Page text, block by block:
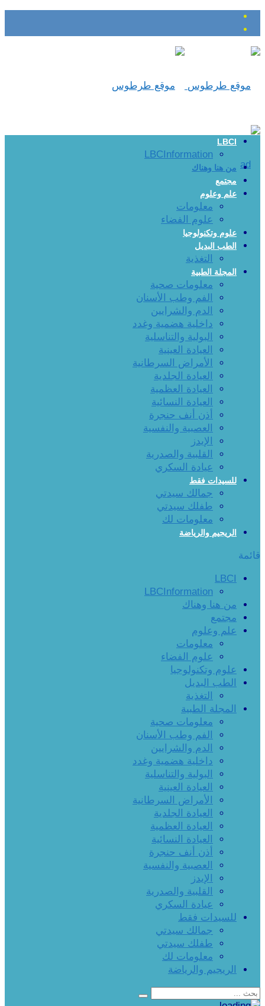
LBCI
LBCInformation
من هنا وهناك
مجتمع
علم وعلوم
معلومات
علوم الفضاء
علوم وتكنولوجيا
الطب البديل
التغذية
المجلة الطبية
معلومات صحية
الفم وطب الأسنان
الدم والشرايين
داخلية هضمية وغدد
البولية والتناسلية
العيادة العينية
الأمراض السرطانية
العيادة الجلدية
العيادة العظمية
العيادة النسائية
أذن أنف حنجرة
العصبية والنفسية
الإيدز
القلبية والصدرية
عيادة السكري
للسيدات فقط
جمالك سيدتي
طفلك سيدتي
معلومات لك
الريجيم والرياضة
قائمة
LBCI
LBCInformation
من هنا وهناك
مجتمع
علم وعلوم
معلومات
علوم الفضاء
علوم وتكنولوجيا
الطب البديل
التغذية
المجلة الطبية
معلومات صحية
الفم وطب الأسنان
الدم والشرايين
داخلية هضمية وغدد
البولية والتناسلية
العيادة العينية
الأمراض السرطانية
العيادة الجلدية
العيادة العظمية
العيادة النسائية
أذن أنف حنجرة
العصبية والنفسية
الإيدز
القلبية والصدرية
عيادة السكري
للسيدات فقط
جمالك سيدتي
طفلك سيدتي
معلومات لك
الريجيم والرياضة